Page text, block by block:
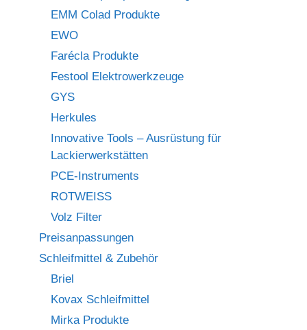
EMM Colad Produkte
EWO
Farécla Produkte
Festool Elektrowerkzeuge
GYS
Herkules
Innovative Tools – Ausrüstung für
Lackierwerkstätten
PCE-Instruments
ROTWEISS
Volz Filter
Preisanpassungen
Schleifmittel & Zubehör
Briel
Kovax Schleifmittel
Mirka Produkte